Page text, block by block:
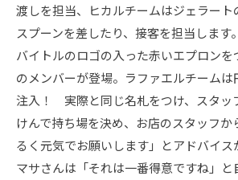
渡しを担当、ヒカルチームはジェラート
スプーンを差したり、接客を担当します。
バイトルのロゴの入った赤いエプロンを
のメンバーが登場。ラファエルチームは
注入！ 実際と同じ名札をつけ、スタッ
けんで持ち場を決め、お店のスタッフ
るく元気でお願いします」とアドバイ
マサさんは「それは一番得意ですね」